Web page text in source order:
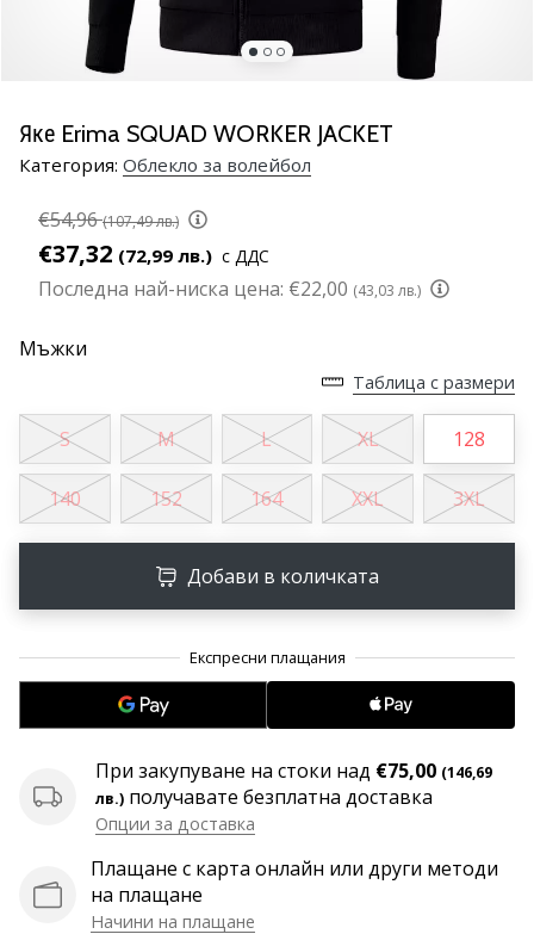
марка
Имате
страст
като
Присъединете
се
амбасадор
марката.
11. 8. 2022
•
1 мин. четене
Партньорска
програма
WeplayVolleyball
Имате
собствен
страница
или
дискусионен
Накарайте
ги
Яке Erima SQUAD WORKER JACKET
Категория: Облекло за волейбол
€54,96 (107,49 лв.)
€37,32 (72,99 лв.) с ДДС
Последна най-ниска цена: €22,00 (43,03 лв.)
Мъжки
Таблица с размери
S M L XL 128
140 152 164 XXL 3XL
Добави в количката
При закупуване на стоки над €75,00 (146,69
лв.) получавате безплатна доставка
Опции за доставка
Плащане с карта онлайн или други методи
на плащане
Начини на плащане